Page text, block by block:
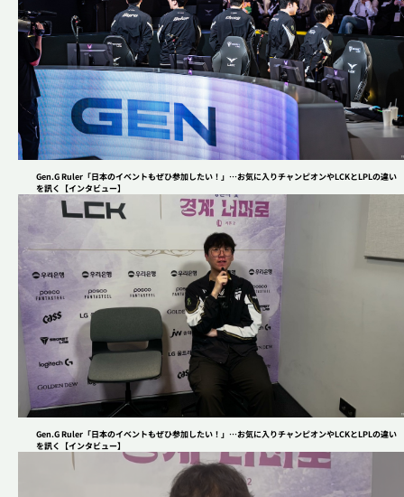
熱い“プロポーズ（？）”から始まった「150％」の絆。
正反対なふたりが真正面から向き合う――「ぶいすぽ
っ！」銀城サイネ & 龍巻ちせ デュオインタビュー！
閉じる
インタビュー
eスポーツ
Riot Games
ニュース Riot Games ONE
STREAMERS
大会・イベント情報
VALORANT&LoL関連ニュースメディア
Gen.G Ruler「日本のイベントもぜひ参加したい！」…お気に入りチャンピオンやLCKとLPLの違い
を訊く【インタビュー】
Gen.G Ruler「日本のイベントもぜひ参加したい！」…お気に入りチャンピオンやLCKとLPLの違い
を訊く【インタビュー】